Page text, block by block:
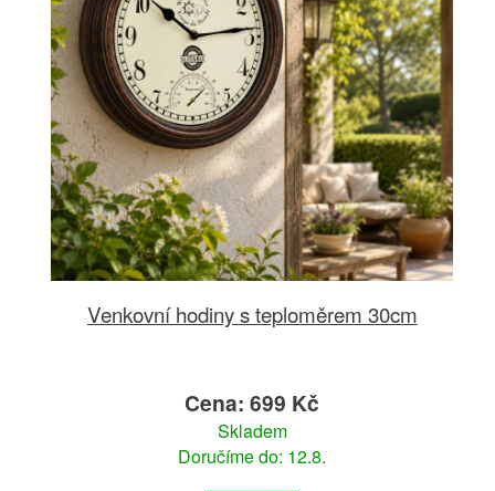
Venkovní hodiny s teploměrem 30cm
Cena: 699 Kč
Skladem
Doručíme do: 12.8.